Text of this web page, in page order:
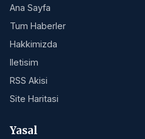
Ana Sayfa
Tum Haberler
Hakkimizda
Iletisim
RSS Akisi
Site Haritasi
Yasal